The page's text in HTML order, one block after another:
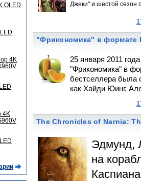
Джеки" и шестой сезон
"Фрикономика" в формате
25 января 2011
"Фрикономика" в
бестселлера была
как Хайди Юинг,
The Chronicles of Narnia:
Эдмунд,
на
OLED
4K
4K